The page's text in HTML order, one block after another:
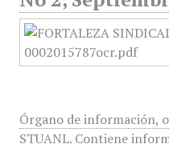
Órgano de información,
STUANL. Contiene